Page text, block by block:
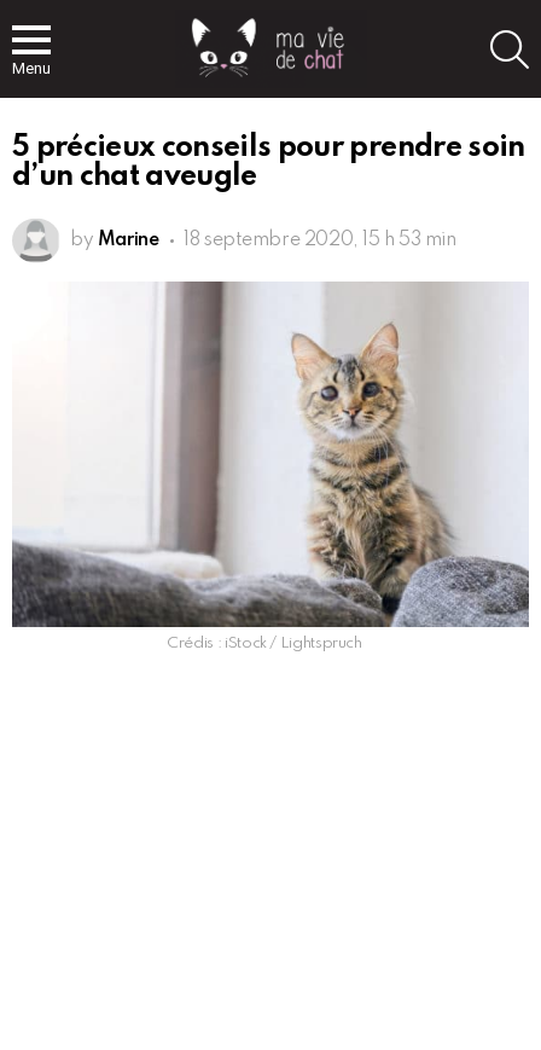
Menu
5 précieux conseils pour prendre soin
d’un chat aveugle
by Marine 18 septembre 2020, 15 h 53 min
Crédis : iStock / Lightspruch